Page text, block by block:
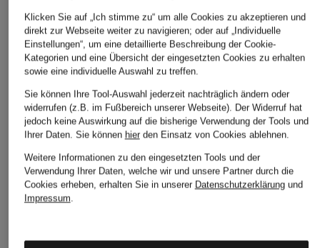
Weitere Kategorien
Klicken Sie auf „Ich stimme zu“ um alle Cookies zu akzeptieren und
direkt zur Webseite weiter zu navigieren; oder auf „Individuelle
Einstellungen“, um eine detaillierte Beschreibung der Cookie-
Kategorien und eine Übersicht der eingesetzten Cookies zu erhalten
sowie eine individuelle Auswahl zu treffen.
Sie können Ihre Tool-Auswahl jederzeit nachträglich ändern oder
widerrufen (z.B. im Fußbereich unserer Webseite). Der Widerruf hat
jedoch keine Auswirkung auf die bisherige Verwendung der Tools und
Ihrer Daten. Sie können hierden Einsatz von Cookies ablehnen.
Weitere Informationen zu den eingesetzten Tools und der
Verwendung Ihrer Daten, welche wir und unsere Partner durch die
Cookies erheben, erhalten Sie in unserer Datenschutzerklärungund
Impressum.